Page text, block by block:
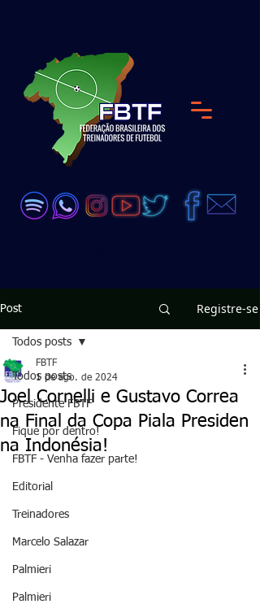
Post Registre-se
Todos posts
Presidente FBTF
Fique por dentro!
FBTF - Venha fazer parte!
Editorial
Treinadores
Marcelo Salazar
Palmieri
Palmieri
Todos posts
Joel Cornelli e Gustavo Correa
na Final da Copa Piala Presiden
na Indonésia!
FBTF
1 de ago. de 2024